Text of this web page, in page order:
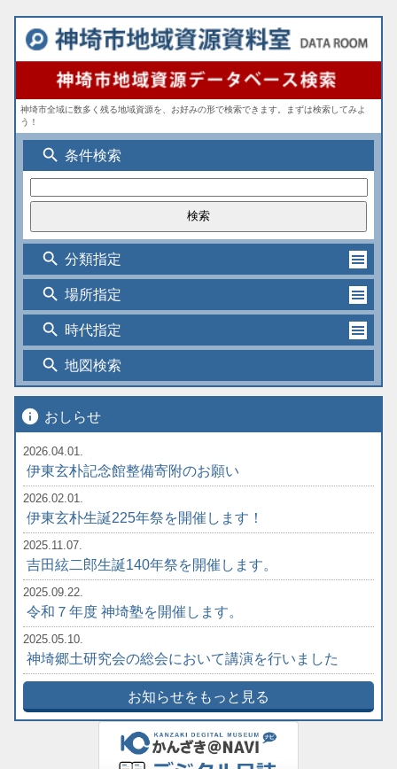
神埼市全域に数多く残る地域資源を、お好みの形で検索できます。まずは検索してみよ
う！
search 条件検索
search 分類指定
search 場所指定
search 時代指定
search 地図検索
info おしらせ
2026.04.01.
伊東玄朴記念館整備寄附のお願い
2026.02.01.
伊東玄朴生誕225年祭を開催します！
2025.11.07.
吉田絃二郎生誕140年祭を開催します。
2025.09.22.
令和７年度 神埼塾を開催します。
2025.05.10.
神埼郷土研究会の総会において講演を行いました
お知らせをもっと見る